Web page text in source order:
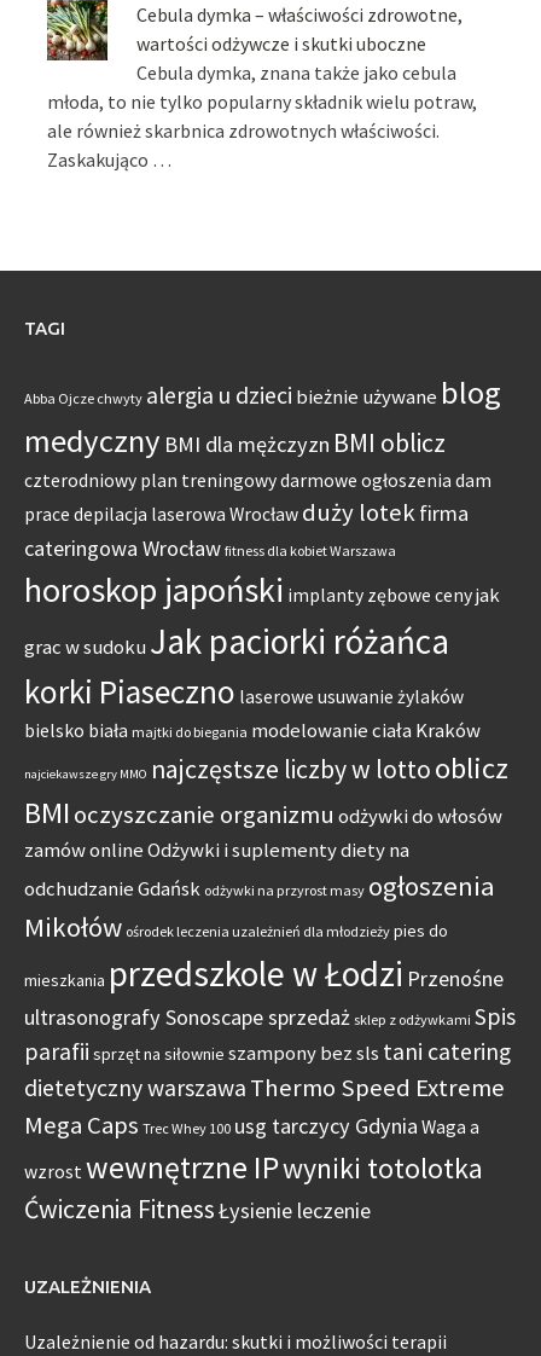
Cebula dymka – właściwości zdrowotne,
wartości odżywcze i skutki uboczne
Cebula dymka, znana także jako cebula
młoda, to nie tylko popularny składnik wielu potraw,
ale również skarbnica zdrowotnych właściwości.
Zaskakująco …
TAGI
Abba Ojcze chwyty alergia u dzieci bieżnie używane blog
medyczny BMI dla mężczyzn BMI oblicz
czterodniowy plan treningowydarmowe ogłoszenia dam
prace depilacja laserowa Wrocław duży lotekfirma
cateringowa Wrocław fitness dla kobiet Warszawa
horoskop japoński implanty zębowe cenyjak
grac w sudoku Jak paciorki różańca
korki Piaseczno laserowe usuwanie żylaków
bielsko biała majtki do biegania modelowanie ciała Kraków
najciekawsze gry MMO najczęstsze liczby w lottooblicz
BMI oczyszczanie organizmu odżywki do włosów
zamów onlineOdżywki i suplementy diety na
odchudzanie Gdańsk odżywki na przyrost masy ogłoszenia
Mikołów ośrodek leczenia uzależnień dla młodzieży pies do
mieszkania przedszkole w Łodzi Przenośne
ultrasonografy Sonoscape sprzedaż sklep z odżywkami Spis
parafii sprzęt na siłownie szampony bez sls tani catering
dietetyczny warszawa Thermo Speed Extreme
Mega Caps Trec Whey 100 usg tarczycy Gdynia Waga a
wzrost wewnętrzne IPwyniki totolotka
Ćwiczenia FitnessŁysienie leczenie
UZALEŻNIENIA
Uzależnienie od hazardu: skutki i możliwości terapii